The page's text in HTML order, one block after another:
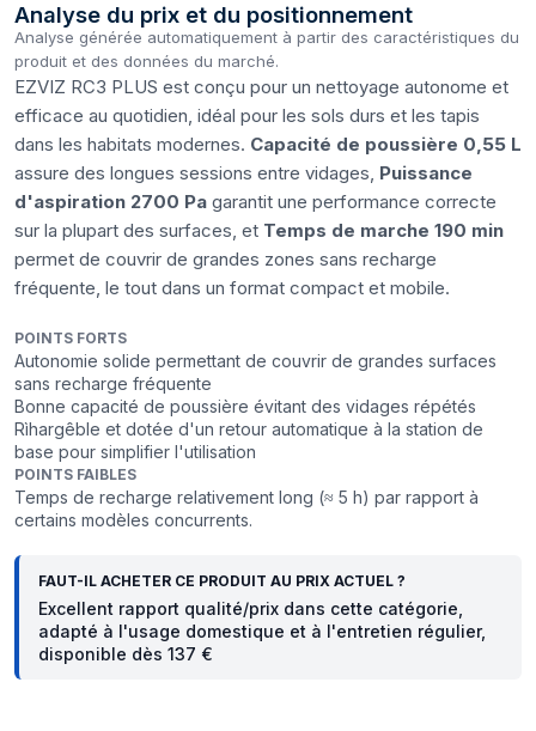
Analyse du prix et du positionnement
Analyse générée automatiquement à partir des caractéristiques du
produit et des données du marché.
EZVIZ RC3 PLUS est conçu pour un nettoyage autonome et
efficace au quotidien, idéal pour les sols durs et les tapis
dans les habitats modernes. Capacité de poussière 0,55 L
assure des longues sessions entre vidages, Puissance
d'aspiration 2700 Pa garantit une performance correcte
sur la plupart des surfaces, et Temps de marche 190 min
permet de couvrir de grandes zones sans recharge
fréquente, le tout dans un format compact et mobile.
POINTS FORTS
Autonomie solide permettant de couvrir de grandes surfaces
sans recharge fréquente
Bonne capacité de poussière évitant des vidages répétés
Rìhargêble et dotée d'un retour automatique à la station de
base pour simplifier l'utilisation
POINTS FAIBLES
Temps de recharge relativement long (≈ 5 h) par rapport à
certains modèles concurrents.
FAUT-IL ACHETER CE PRODUIT AU PRIX ACTUEL ?
Excellent rapport qualité/prix dans cette catégorie,
adapté à l'usage domestique et à l'entretien régulier,
disponible dès 137 €